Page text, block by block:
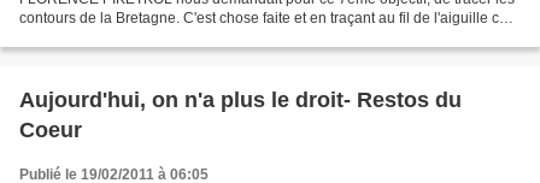
contours de la Bretagne. C'est chose faite et en traçant au fil de l'aiguille ces
Aujourd'hui, on n'a plus le droit- Restos du
Coeur
Publié le 19/02/2011 à 06:05